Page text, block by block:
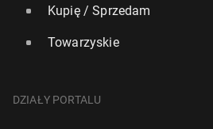
Kupię / Sprzedam
Towarzyskie
DZIAŁY PORTALU